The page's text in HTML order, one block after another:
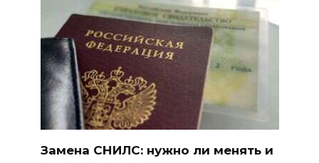
Замена СНИЛС: нужно ли менять и